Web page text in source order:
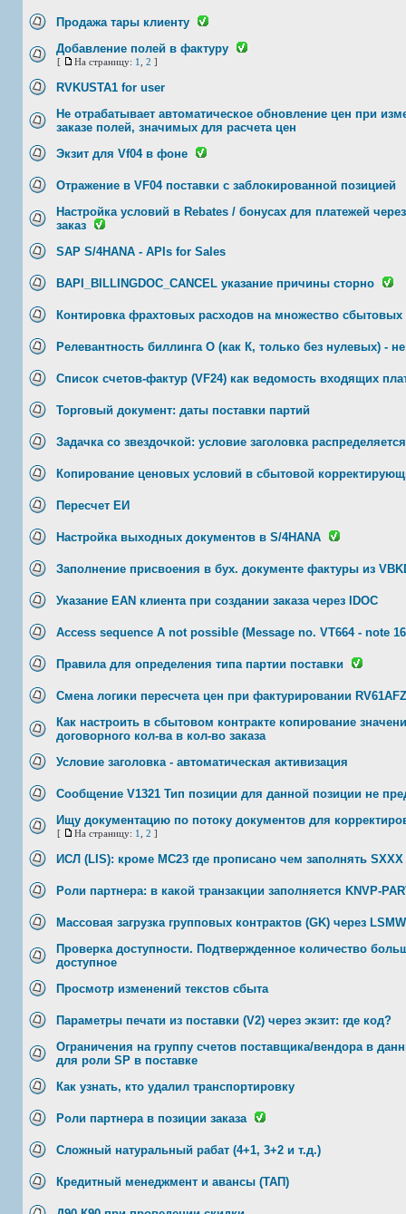
Продажа тары клиенту
Добавление полей в фактуру
[ На страницу: 1 2 ]
RVKUSTA1 for user
Не отрабатывает автоматическое обновление цен при
заказе полей, значимых для расчета цен
Экзит для Vf04 в фоне
Отражение в VF04 поставки с заблокированной позицией
Настройка условий в Rebates / бонусах для платежей
заказ
SAP S/4HANA - APIs for Sales
BAPI_BILLINGDOC_CANCEL указание причины сторно
Контировка фрахтовых расходов на множество сбытовых
Релевантность биллинга О (как К, только без нулевых) - не
Cписок счетов-фактур (VF24) как ведомость входящих
Торговый документ: даты поставки партий
Задачка со звездочкой: условие заголовка
Копирование ценовых условий в сбытовой
Пересчет ЕИ
Настройка выходных документов в S/4HANA
Заполнение присвоения в бух. документе фактуры из
Указание EAN клиента при создании заказа через IDOC
Access sequence A not possible (Message no. VT664 - note
Правила для определения типа партии поставки
Смена логики пересчета цен при фактурировании
Как настроить в сбытовом контракте копирование
договорного кол-ва в кол-во заказа
Условие заголовка - автоматическая активизация
Сообщение V1321 Тип позиции для данной позиции не
Ищу документацию по потоку документов для
[ На страницу: 1 2 ]
ИСЛ (LIS): кроме MC23 где прописано чем заполнять SХХХ
Роли партнера: в какой транзакции заполняется KNVP-
Массовая загрузка групповых контрактов (GK) через LSMW
Проверка доступности. Подтвержденное количество
доступное
Просмотр изменений текстов сбыта
Параметры печати из поставки (V2) через экзит: где код?
Ограничения на группу счетов поставщика/вендора в
для роли SP в поставке
Как узнать, кто удалил транспортировку
Роли партнера в позиции заказа
Сложный натуральный рабат (4+1, 3+2 и т.д.)
Кредитный менеджмент и авансы (ТАП)